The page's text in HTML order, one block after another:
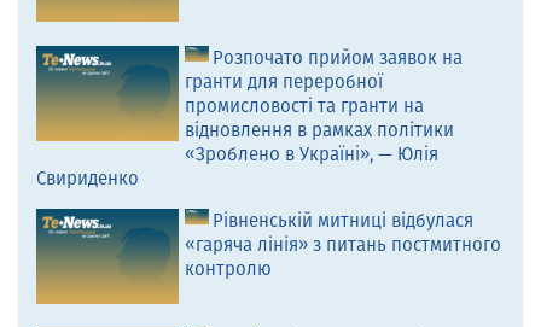
Розпочато прийом заявок на
гранти для переробної
промисловості та гранти на
відновлення в рамках політики
«Зроблено в Україні», — Юлія
Свириденко
Рівненській митниці відбулася
«гаряча лінія» з питань постмитного
контролю